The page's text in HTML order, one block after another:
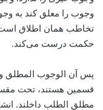
وجوب را معلق کند به
تخاطب همان اطلاق
حکمت درست می‌کند.
پس آن الوجوب المطلق و
قسمین هستند، تحت
مطلق الطلب داخلند.